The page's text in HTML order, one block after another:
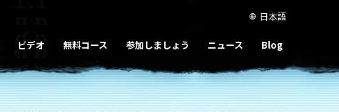
日本語
ビデオ 無料コース 参加しましょう ニュース Blog